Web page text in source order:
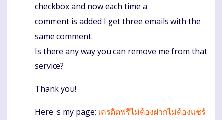
checkbox and now each time a
comment is added I get three emails with the
same comment.
Is there any way you can remove me from that
service?
Thank you!
Here is my page; เครดิตฟรีไม่ต้องฝากไม่ต้องแชร์